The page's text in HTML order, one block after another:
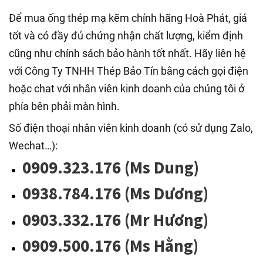
Để mua ống thép mạ kẽm chính hãng Hoà Phát, giá
tốt và có đầy đủ chứng nhận chất lượng, kiểm định
cũng như chính sách bảo hành tốt nhất. Hãy liên hệ
với Công Ty TNHH Thép Bảo Tín bằng cách gọi điện
hoặc chat với nhân viên kinh doanh của chúng tôi ở
phía bên phải màn hình.
Số điện thoại nhân viên kinh doanh (có sử dụng Zalo,
Wechat…):
0909.323.176 (Ms Dung)
0938.784.176 (Ms Dương)
0903.332.176 (Mr Hương)
0909.500.176 (Ms Hằng)